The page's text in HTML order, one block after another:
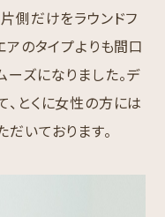
側だけをラウンドフ
アのタイプよりも間口
ズになりました。デ
とくに女性の方には
いております。